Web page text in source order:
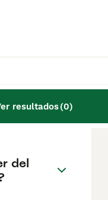
resultados(0)
la
antes
del
del